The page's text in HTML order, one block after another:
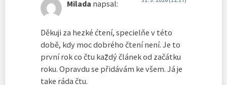
Milada napsal:
Děkuji za hezké ćtení, specielňe v této
době, kdy moc dobrého čtení není. Je to
první rok co čtu kaẓ̌dý článek od začátku
roku. Opravdu se přidávám ke všem. Já je
take ráda čtu.